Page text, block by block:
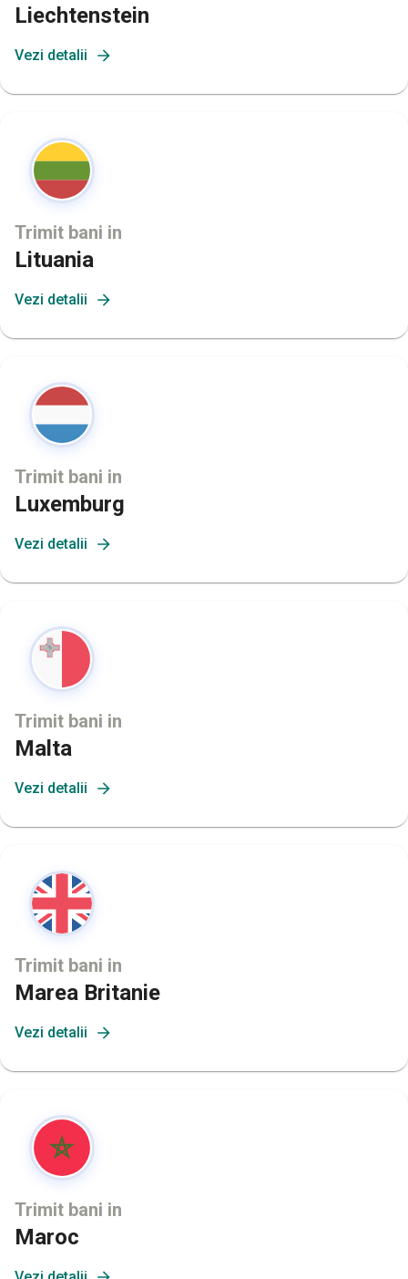
Liechtenstein
Vezi detalii
Trimit bani in
Lituania
Vezi detalii
Trimit bani in
Luxemburg
Vezi detalii
Trimit bani in
Malta
Vezi detalii
Trimit bani in
Marea Britanie
Vezi detalii
Trimit bani in
Maroc